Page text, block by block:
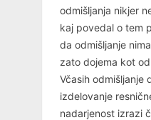
odmišljanja nikjer
kaj povedal o tem
da odmišljanje
zato dojema kot
Včasih odmišljanje
izdelovanje
nadarjenost izrazi